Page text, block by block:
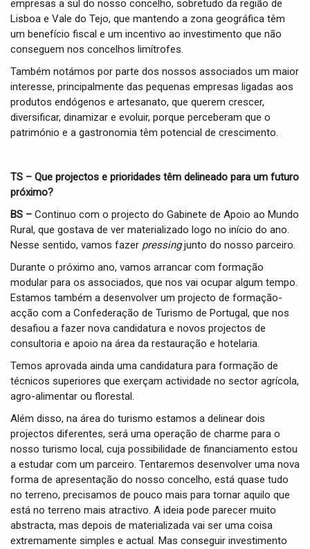
empresas a sul do nosso concelho, sobretudo da região de
Lisboa e Vale do Tejo, que mantendo a zona geográfica têm
um benefício fiscal e um incentivo ao investimento que não
conseguem nos concelhos limítrofes.
Também notámos por parte dos nossos associados um maior
interesse, principalmente das pequenas empresas ligadas aos
produtos endógenos e artesanato, que querem crescer,
diversificar, dinamizar e evoluir, porque perceberam que o
património e a gastronomia têm potencial de crescimento.
TS – Que projectos e prioridades têm delineado para um futuro
próximo?
BS – Continuo com o projecto do Gabinete de Apoio ao Mundo
Rural, que gostava de ver materializado logo no início do ano.
Nesse sentido, vamos fazer pressingjunto do nosso parceiro.
Durante o próximo ano, vamos arrancar com formação
modular para os associados, que nos vai ocupar algum tempo.
Estamos também a desenvolver um projecto de formação-
acção com a Confederação de Turismo de Portugal, que nos
desafiou a fazer nova candidatura e novos projectos de
consultoria e apoio na área da restauração e hotelaria.
Temos aprovada ainda uma candidatura para formação de
técnicos superiores que exerçam actividade no sector agrícola,
agro-alimentar ou florestal.
Além disso, na área do turismo estamos a delinear dois
projectos diferentes, será uma operação de charme para o
nosso turismo local, cuja possibilidade de financiamento estou
a estudar com um parceiro. Tentaremos desenvolver uma nova
forma de apresentação do nosso concelho, está quase tudo
no terreno, precisamos de pouco mais para tornar aquilo que
está no terreno mais atractivo. A ideia pode parecer muito
abstracta, mas depois de materializada vai ser uma coisa
extremamente simples e actual. Mas conseguir investimento